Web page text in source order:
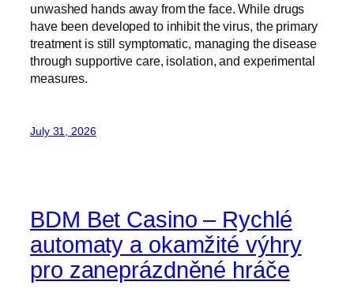
unwashed hands away from the face. While drugs
have been developed to inhibit the virus, the primary
treatment is still symptomatic, managing the disease
through supportive care, isolation, and experimental
measures.
July 31, 2026
BDM Bet Casino – Rychlé
automaty a okamžité výhry
pro zaneprázdněné hráče